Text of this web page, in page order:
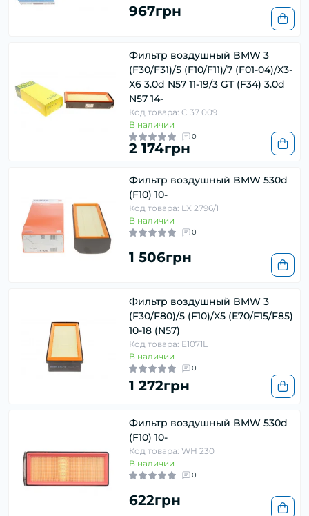
967грн
Фильтр воздушный BMW 3
(F30/F31)/5 (F10/F11)/7 (F01-04)/X3-
X6 3.0d N57 11-19/3 GT (F34) 3.0d
N57 14-
Код товара: C 37 009
В наличии
0
2 174грн
Фильтр воздушный BMW 530d
(F10) 10-
Код товара: LX 2796/1
В наличии
0
1 506грн
Фильтр воздушный BMW 3
(F30/F80)/5 (F10)/X5 (E70/F15/F85)
10-18 (N57)
Код товара: E1071L
В наличии
0
1 272грн
Фильтр воздушный BMW 530d
(F10) 10-
Код товара: WH 230
В наличии
0
622грн